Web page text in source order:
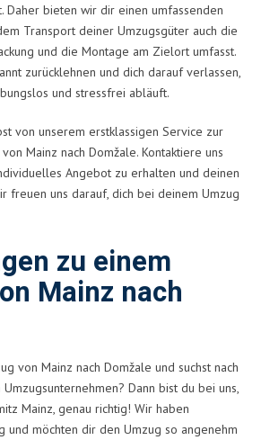
Daher bieten wir dir einen umfassenden
Transport deiner Umzugsgüter auch die
und die Montage am Zielort umfasst.
zurücklehnen und dich darauf verlassen,
und stressfrei abläuft.
von unserem erstklassigen Service zur
Mainz nach Domžale. Kontaktiere uns
Angebot zu erhalten und deinen
freuen uns darauf, dich bei deinem Umzug
zu einem
Mainz nach
von Mainz nach Domžale und suchst nach
Dann bist du bei uns,
Mainz, genau richtig! Wir haben
und möchten dir den Umzug so angenehm